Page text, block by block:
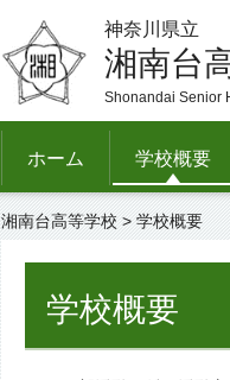
神奈川県立
湘南台
Shonandai Senior
ホーム 学校概要
湘南台高等学校 > 学校概要
学校概要